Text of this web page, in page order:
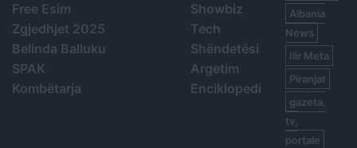
Free Esim
Zgjedhjet 2025
Belinda Balluku
SPAK
Kombëtarja
Showbiz
Tech
Shëndetësi
Argetim
Enciklopedi
Albania
News
Ilir Meta
Piranjat
gazeta,
tv,
portale